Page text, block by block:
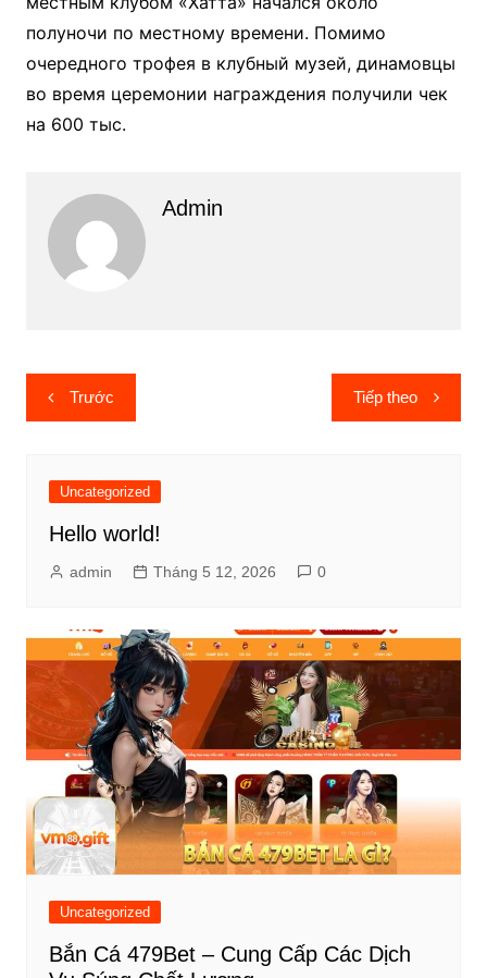
полуночи по местному времени. Помимо
очередного трофея в клубный музей, динамовцы
во время церемонии награждения получили чек
на 600 тыс.
Admin
Điều
hướng
viết
Trước Tiếp theo
Uncategorized
Hello world!
admin Tháng 5 12, 2026 0
Uncategorized
Bắn Cá 479Bet – Cung Cấp Các Dịch